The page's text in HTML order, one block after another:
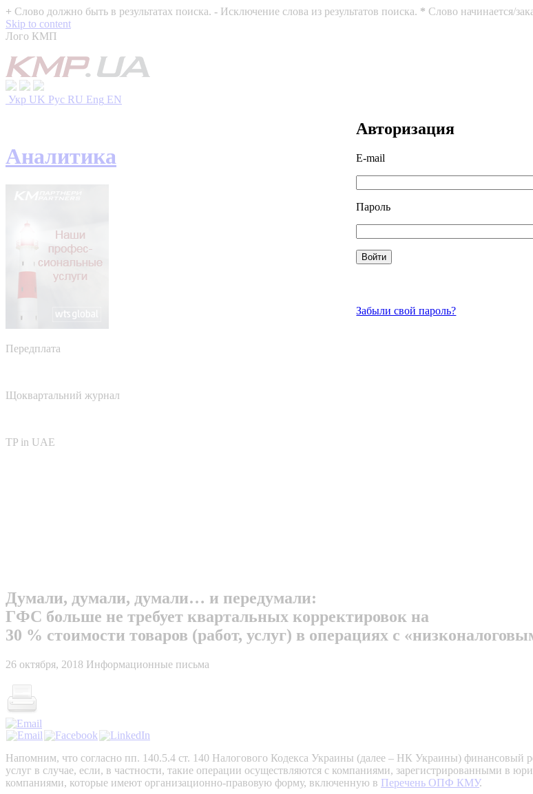
+ Слово должно быть в результатах поиска. - Исключение слова из результатов поиска. * Слово начинается/
Skip to content
Лого КМП
Укр UK Рус RU Eng EN
Авторизация
E-mail
Пароль
Забыли свой пароль?
Аналитика
Передплата
Щоквартальний журнал
TP in UAE
Думали, думали, думали… и передумали:
ГФС больше не требует квартальных корректировок на
30 % стоимости товаров (работ, услуг) в операциях с
26 октября, 2018 Информационные письма
Напомним, что согласно пп. 140.5.4 ст. 140 Налогового Кодекса Украины (далее – НК Украины) финансовый
услуг в случае, если, в частности, такие операции осуществляются с компаниями, зарегистрированными в
компаниями, которые имеют организационно-правовую форму, включенную в Перечень ОПФ КМУ.